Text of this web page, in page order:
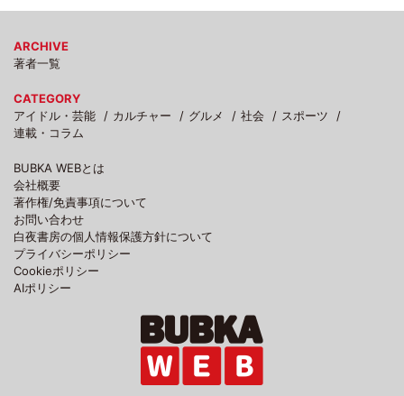
ARCHIVE
著者一覧
CATEGORY
アイドル・芸能
カルチャー グルメ 社会
スポーツ
連載・コラム
BUBKA WEBとは
会社概要
著作権/免責事項について
お問い合わせ
白夜書房の個人情報保護方針について
プライバシーポリシー
Cookieポリシー
AIポリシー